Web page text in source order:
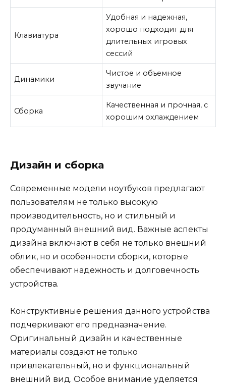
Клавиатура
Удобная и надежная,
хорошо подходит для
длительных игровых
сессий
Динамики
Чистое и объемное
звучание
Сборка
Качественная и прочная, с
хорошим охлаждением
Дизайн и сборка
Современные модели ноутбуков предлагают
пользователям не только высокую
производительность, но и стильный и
продуманный внешний вид. Важные аспекты
дизайна включают в себя не только внешний
облик, но и особенности сборки, которые
обеспечивают надежность и долговечность
устройства.
Конструктивные решения данного устройства
подчеркивают его предназначение.
Оригинальный дизайн и качественные
материалы создают не только
привлекательный, но и функциональный
внешний вид. Особое внимание уделяется